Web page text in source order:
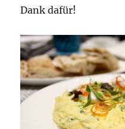
Dank dafür!